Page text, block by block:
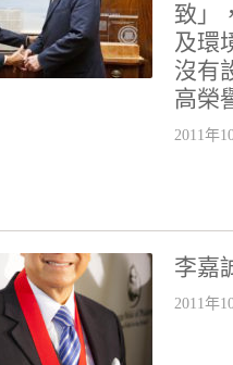
致」
及環
沒有
高榮
2011年
李嘉
2011年